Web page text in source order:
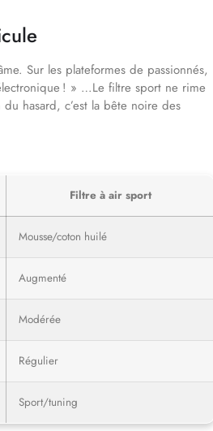
Sur les plateformes de passionnés,
! » …Le filtre sport ne rime
hasard, c’est la bête noire des
Filtre à air sport
Mousse/coton huilé
Augmenté
Modérée
Régulier
Sport/tuning